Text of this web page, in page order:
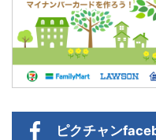
ピクチャン